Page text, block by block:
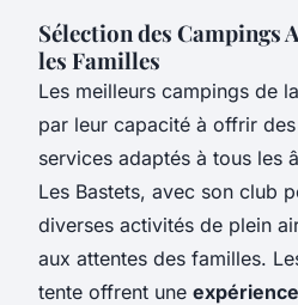
Sélection des Campings
les Familles
Les meilleurs campings de
par leur capacité à offrir
services adaptés à tous les
Les Bastets, avec son club
diverses activités de plein
aux attentes des familles.
tente offrent une